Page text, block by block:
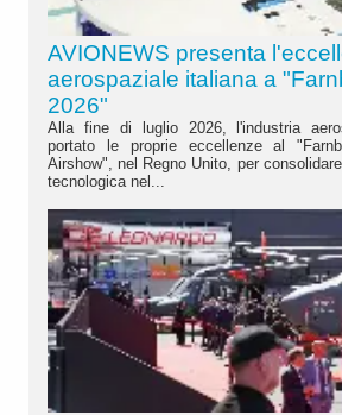
AVIONEWS presenta
aerospaziale italiana a
2026"
Alla fine di luglio 2026, l'industria
portato le proprie eccellenze al
Airshow", nel Regno Unito, per
tecnologica nel...